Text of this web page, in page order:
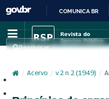
COMUNICA BR
Pesquisar
/ Acervo / v. 2 n. 2 (1949) /